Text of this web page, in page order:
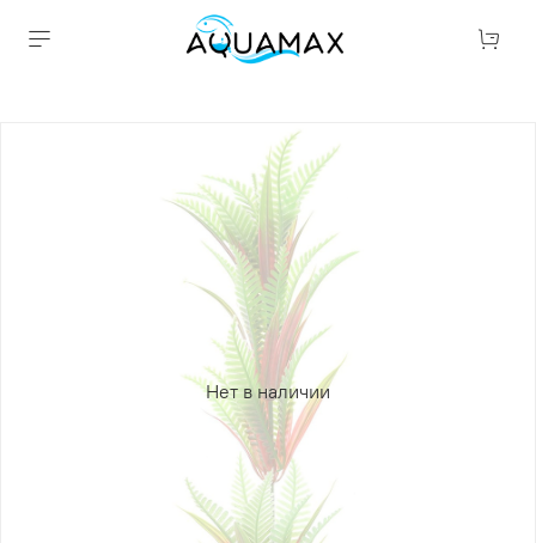
Нет в наличии